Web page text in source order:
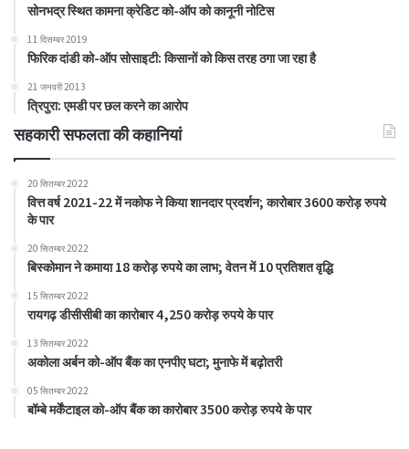
सोनभद्र स्थित कामना क्रेडिट को-ऑप को कानूनी नोटिस
11 दिसम्बर 2019
फिरिक दांडी को-ऑप सोसाइटी: किसानों को किस तरह ठगा जा रहा है
21 जनवरी 2013
त्रिपुरा: एमडी पर छल करने का आरोप
सहकारी सफलता की कहानियां
20 सितम्बर 2022
वित्त वर्ष 2021-22 में नकोफ ने किया शानदार प्रदर्शन; कारोबार 3600 करोड़ रुपये
के पार
20 सितम्बर 2022
बिस्कोमान ने कमाया 18 करोड़ रुपये का लाभ; वेतन में 10 प्रतिशत वृद्धि
15 सितम्बर 2022
रायगढ़ डीसीसीबी का कारोबार 4,250 करोड़ रुपये के पार
13 सितम्बर 2022
अकोला अर्बन को-ऑप बैंक का एनपीए घटा; मुनाफे में बढ़ोतरी
05 सितम्बर 2022
बॉम्बे मर्केंटाइल को-ऑप बैंक का कारोबार 3500 करोड़ रुपये के पार